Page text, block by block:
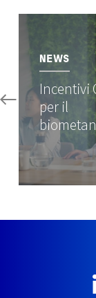
NEWS
Incentivi
per il